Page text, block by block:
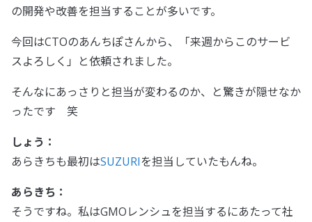
の開発や改善を担当することが多いです。
今回はCTOのあんちぽさんから、「来週からこのサービ
スよろしく」と依頼されました。
そんなにあっさりと担当が変わるのか、と驚きが隠せなか
ったです 笑
しょう：
あらきちも最初はSUZURIを担当していたもんね。
あらきち：
そうですね。私はGMOレンシュを担当するにあたって社